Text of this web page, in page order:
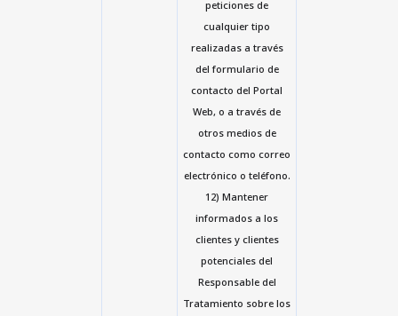
peticiones de
cualquier tipo
realizadas a través
del formulario de
contacto del Portal
Web, o a través de
otros medios de
contacto como correo
electrónico o teléfono.
12) Mantener
informados a los
clientes y clientes
potenciales del
Responsable del
Tratamiento sobre los